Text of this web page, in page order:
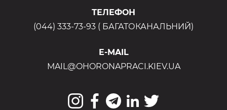
ТЕЛЕФОН
(044) 333-73-93 ( БАГАТОКАНАЛЬНИЙ)
E-MAIL
MAIL@OHORONAPRACI.KIEV.UA